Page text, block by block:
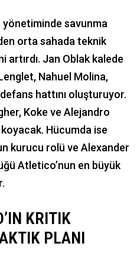
savunma
orta sahada teknik
Jan Oblak kalede
Nahuel Molina,
hattını oluşturuyor.
Koke ve Alejandro
Hücumda ise
kurucu rolü ve Alexander
Atletico’nun en büyük
KRITIK
PLANI